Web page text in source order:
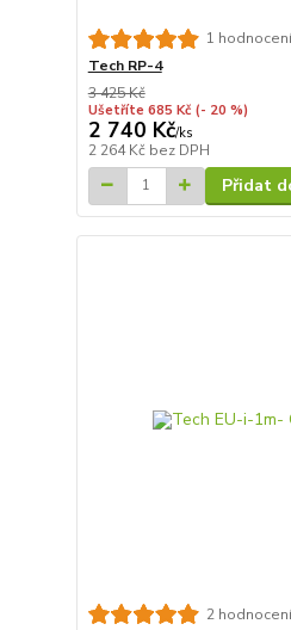
1 hodnocení
Tech RP-4
3 425 Kč
Ušetříte 685 Kč (- 20 %)
2 740 Kč/ks
2 264 Kč bez DPH
Přidat
2 hodnocení